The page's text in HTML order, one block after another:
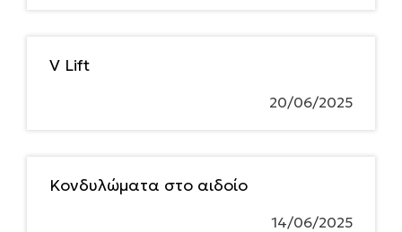
V Lift
20/06/2025
Κονδυλώματα στο αιδοίο
14/06/2025